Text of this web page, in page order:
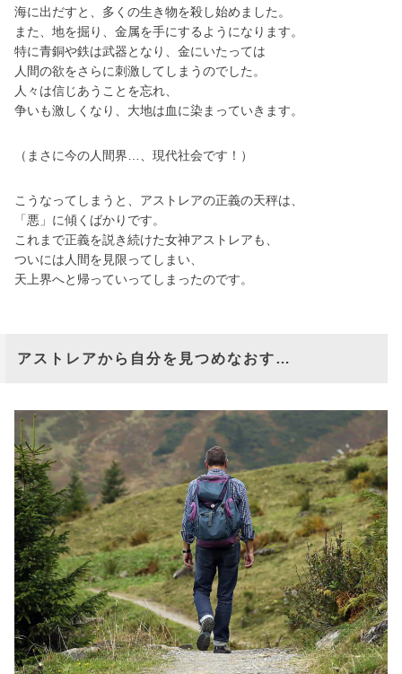
海に出だすと、多くの生き物を殺し始めました。
また、地を掘り、金属を手にするようになります。
特に青銅や鉄は武器となり、金にいたっては
人間の欲をさらに刺激してしまうのでした。
人々は信じあうことを忘れ、
争いも激しくなり、大地は血に染まっていきます。
（まさに今の人間界…、現代社会です！）
こうなってしまうと、アストレアの正義の天秤は、
「悪」に傾くばかりです。
これまで正義を説き続けた女神アストレアも、
ついには人間を見限ってしまい、
天上界へと帰っていってしまったのです。
アストレアから自分を見つめなおす…